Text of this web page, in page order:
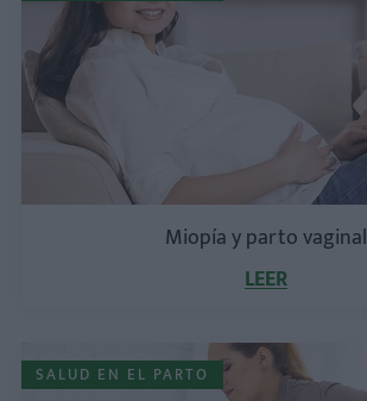
Miopía y parto vaginal
LEER
SALUD EN EL PARTO